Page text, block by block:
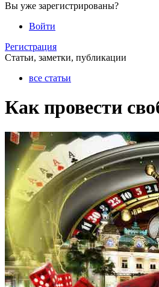
Вы уже зарегистрированы?
Войти
Регистрация
Статьи, заметки, публикации
все статьи
Как провести